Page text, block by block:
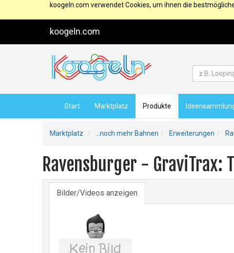
koogeln.com verwendet Cookies, um ihnen die
koogeln.com
Start Marktplatz Produkte
Marktplatz ...noch mehr Bahnen Erweiterungen
Ravensburger - GraviTrax:
Bilder/Videos anzeigen